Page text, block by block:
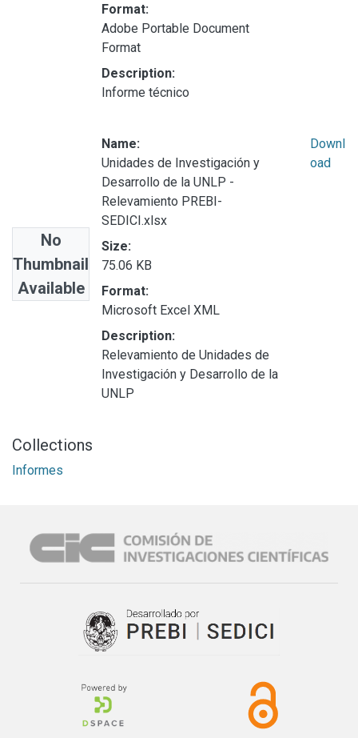
Format:
Adobe Portable Document
Format
Description:
Informe técnico
No
Thumbnail
Available
Name:
Unidades de Investigación y
Desarrollo de la UNLP -
Relevamiento PREBI-
SEDICI.xlsx
Size:
75.06 KB
Format:
Microsoft Excel XML
Description:
Relevamiento de Unidades de
Investigación y Desarrollo de la
UNLP
Downl
oad
Collections
Informes